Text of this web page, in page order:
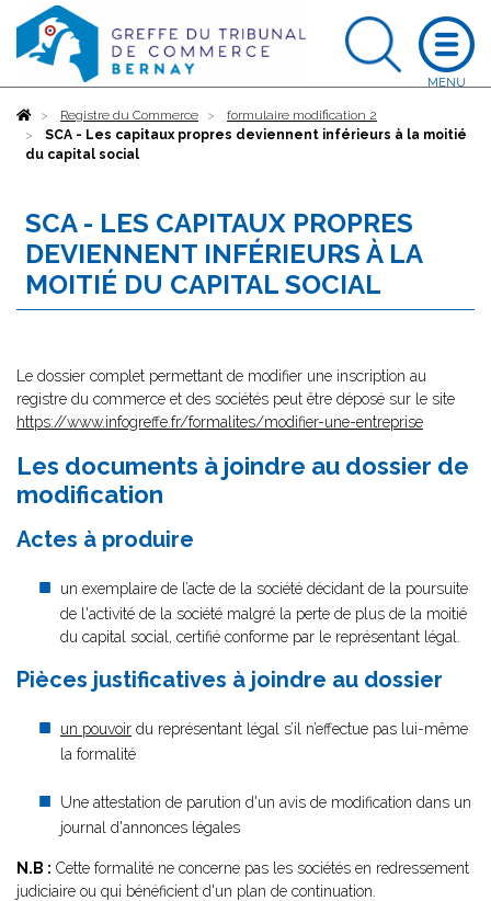
AccueilRegistre du Commerce
formulaire modification 2
SCA - Les capitaux propres deviennent inférieurs à la moitié
du capital social
SCA - LES CAPITAUX PROPRES
DEVIENNENT INFÉRIEURS À LA
MOITIÉ DU CAPITAL SOCIAL
Le dossier complet permettant de modifier une inscription au
registre du commerce et des sociétés peut être déposé sur le site
https://www.infogreffe.fr/formalites/modifier-une-entreprise
Les documents à joindre au dossier de
modification
Actes à produire
un exemplaire de l’acte de la société décidant de la poursuite
de l'activité de la société malgré la perte de plus de la moitié
du capital social, certifié conforme par le représentant légal.
Pièces justificatives à joindre au dossier
un pouvoir du représentant légal s’il n’effectue pas lui-même
la formalité
Une attestation de parution d'un avis de modification dans un
journal d'annonces légales
N.B : Cette formalité ne concerne pas les sociétés en redressement
judiciaire ou qui bénéficient d'un plan de continuation.